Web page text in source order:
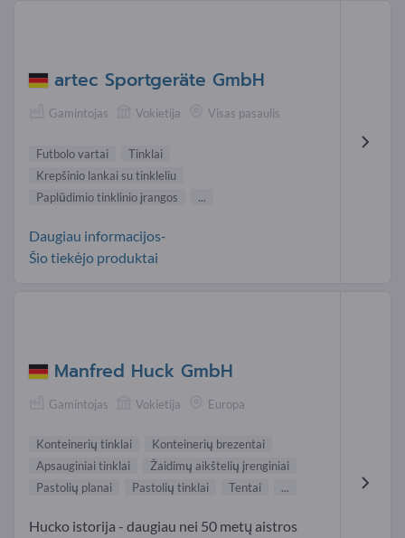
artec Sportgeräte GmbH
Gamintojas Vokietija Visas pasaulis
Futbolo vartai
Tinklai
Krepšinio lankai su tinkleliu
Paplūdimio tinklinio įrangos
...
Daugiau informacijos-
Šio tiekėjo produktai
Manfred Huck GmbH
Gamintojas Vokietija Europa
Konteinerių tinklai
Konteinerių brezentai
Apsauginiai tinklai
Žaidimų aikštelių įrenginiai
Pastolių planai
Pastolių tinklai Tentai ...
Hucko istorija - daugiau nei 50 metų aistros